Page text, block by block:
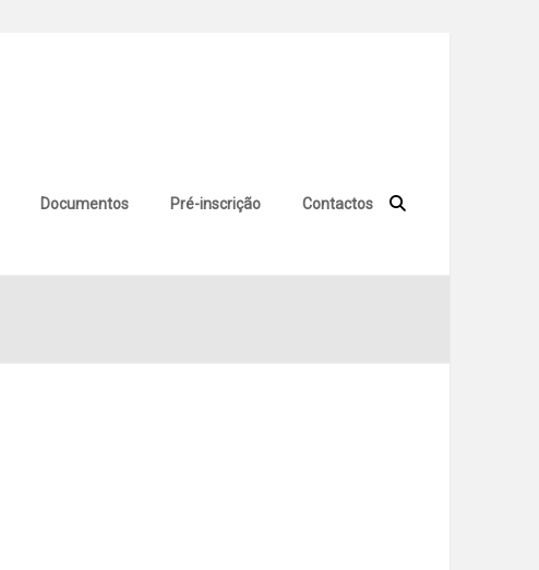
Documentos Pré-inscrição Contactos